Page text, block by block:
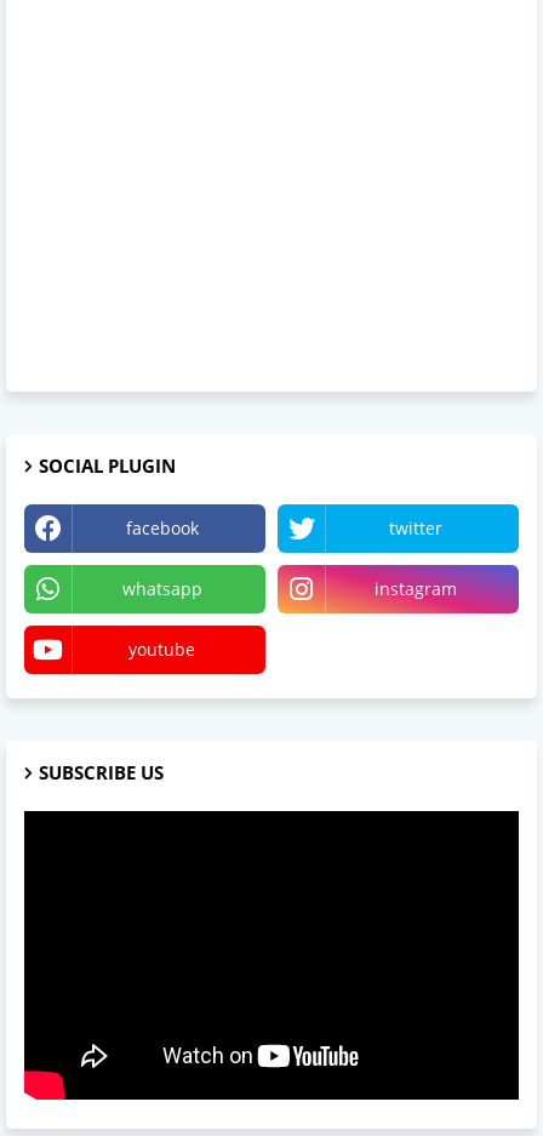
SOCIAL PLUGIN
facebook twitter
whatsapp instagram
youtube
SUBSCRIBE US